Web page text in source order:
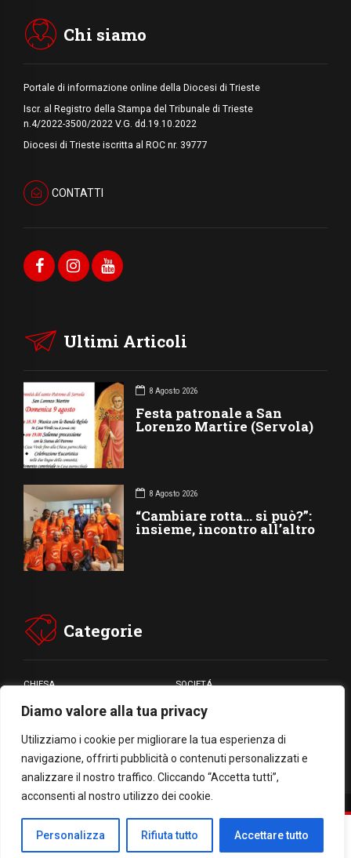
Diamo valore alla tua privacy
Utilizziamo i cookie per migliorare la tua esperienza di
navigazione, offrirti pubblicità o contenuti personalizzati e
analizzare il nostro traffico. Cliccando “Accetta tutti”,
acconsenti al nostro utilizzo dei cookie.
Personalizza Rifiuta tutto Accettare tutto
Chi siamo
Portale di informazione online della Diocesi di Trieste
Iscr. al Registro della Stampa del Tribunale di Trieste
n.4/2022-3500/2022 V.G. dd.19.10.2022
Diocesi di Trieste iscritta al ROC nr. 39777
CONTATTI
Ultimi Articoli
8 Agosto 2026
Festa patronale a San
Lorenzo Martire (Servola)
8 Agosto 2026
“Cambiare rotta… si può?”:
insieme, incontro all’altro
Categorie
CHIESA SOCIETÁ
CARITÁ GIUBILEO
CULTURA MEDIA
Facebook
WhatsApp
Threads
Email
Condividi